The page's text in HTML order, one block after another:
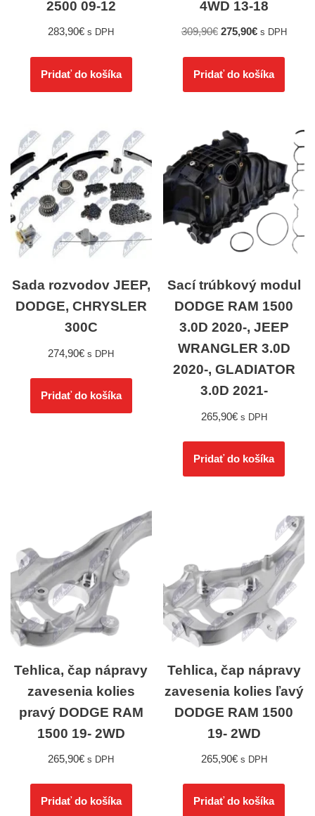
2500 09-12
283,90€ s DPH
Pridať do košíka
4WD 13-18
309,90€ 275,90€ s DPH
Pridať do košíka
Sada rozvodov JEEP,
DODGE, CHRYSLER
300C
274,90€ s DPH
Pridať do košíka
Sací trúbkový modul
DODGE RAM 1500
3.0D 2020-, JEEP
WRANGLER 3.0D
2020-, GLADIATOR
3.0D 2021-
265,90€ s DPH
Pridať do košíka
Tehlica, čap nápravy
zavesenia kolies
pravý DODGE RAM
1500 19- 2WD
265,90€ s DPH
Pridať do košíka
Tehlica, čap nápravy
zavesenia kolies ľavý
DODGE RAM 1500
19- 2WD
265,90€ s DPH
Pridať do košíka